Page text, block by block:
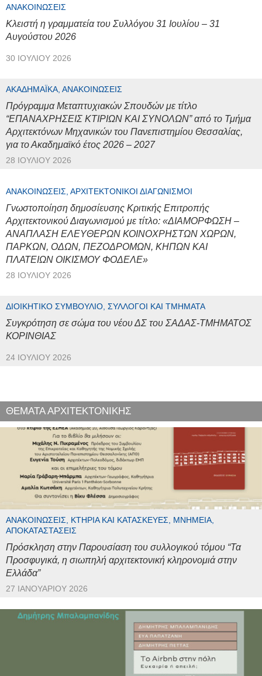
ΑΝΑΚΟΙΝΏΣΕΙΣ
Κλειστή η γραμματεία του Συλλόγου 31 Ιουλίου – 31
Αυγούστου 2026
30 ΙΟΥΛΊΟΥ 2026
ΑΚΑΔΗΜΑΪΚΆ, ΑΝΑΚΟΙΝΏΣΕΙΣ
Πρόγραμμα Μεταπτυχιακών Σπουδών με τίτλο
“ΕΠΑΝΑΧΡΗΣΕΙΣ ΚΤΙΡΙΩΝ ΚΑΙ ΣΥΝΟΛΩΝ” από το Τμήμα
Αρχιτεκτόνων Μηχανικών του Πανεπιστημίου Θεσσαλίας,
για το Ακαδημαϊκό έτος 2026 – 2027
28 ΙΟΥΛΊΟΥ 2026
ΑΝΑΚΟΙΝΏΣΕΙΣ, ΑΡΧΙΤΕΚΤΟΝΙΚΟΊ ΔΙΑΓΩΝΙΣΜΟΊ
Γνωστοποίηση δημοσίευσης Κριτικής Επιτροπής
Αρχιτεκτονικού Διαγωνισμού με τίτλο: «ΔΙΑΜΟΡΦΩΣΗ –
ΑΝΑΠΛΑΣΗ ΕΛΕΥΘΕΡΩΝ ΚΟΙΝΟΧΡΗΣΤΩΝ ΧΩΡΩΝ,
ΠΑΡΚΩΝ, ΟΔΩΝ, ΠΕΖΟΔΡΟΜΩΝ, ΚΗΠΩΝ ΚΑΙ
ΠΛΑΤΕΙΩΝ ΟΙΚΙΣΜΟΥ ΦΟΔΕΛΕ»
28 ΙΟΥΛΊΟΥ 2026
ΔΙΟΙΚΗΤΙΚΌ ΣΥΜΒΟΎΛΙΟ, ΣΎΛΛΟΓΟΙ ΚΑΙ ΤΜΉΜΑΤΑ
Συγκρότηση σε σώμα του νέου ΔΣ του ΣΑΔΑΣ-ΤΜΗΜΑΤΟΣ
ΚΟΡΙΝΘΙΑΣ
24 ΙΟΥΛΊΟΥ 2026
ΘΕΜΑΤΑ ΑΡΧΙΤΕΚΤΟΝΙΚΗΣ
ΑΝΑΚΟΙΝΏΣΕΙΣ, ΚΤΉΡΙΑ ΚΑΙ ΚΑΤΑΣΚΕΥΈΣ, ΜΝΗΜΕΊΑ,
ΑΠΟΚΑΤΑΣΤΆΣΕΙΣ
Πρόσκληση στην Παρουσίαση του συλλογικού τόμου “Τα
Προσφυγικά, η σιωπηλή αρχιτεκτονική κληρονομιά στην
Ελλάδα”
27 ΙΑΝΟΥΑΡΊΟΥ 2026